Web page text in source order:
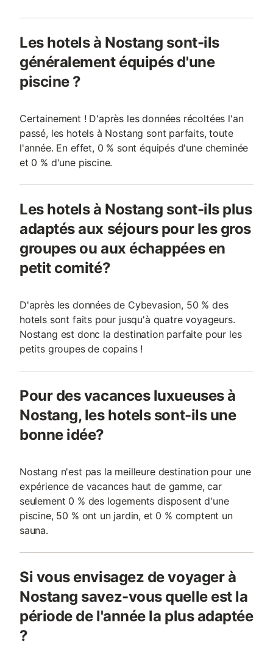
Les hotels à Nostang sont-ils
généralement équipés d'une
piscine ?
Certainement ! D'après les données récoltées l'an
passé, les hotels à Nostang sont parfaits, toute
l'année. En effet, 0 % sont équipés d'une cheminée
et 0 % d'une piscine.
Les hotels à Nostang sont-ils plus
adaptés aux séjours pour les gros
groupes ou aux échappées en
petit comité?
D'après les données de Cybevasion, 50 % des
hotels sont faits pour jusqu'à quatre voyageurs.
Nostang est donc la destination parfaite pour les
petits groupes de copains !
Pour des vacances luxueuses à
Nostang, les hotels sont-ils une
bonne idée?
Nostang n'est pas la meilleure destination pour une
expérience de vacances haut de gamme, car
seulement 0 % des logements disposent d'une
piscine, 50 % ont un jardin, et 0 % comptent un
sauna.
Si vous envisagez de voyager à
Nostang savez-vous quelle est la
période de l'année la plus adaptée
?